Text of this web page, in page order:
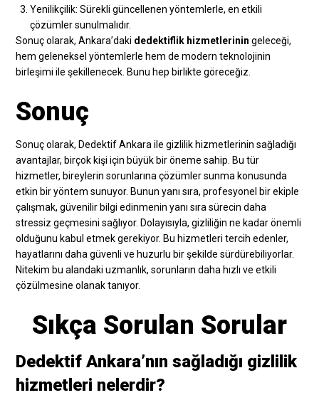
Yenilikçilik: Sürekli güncellenen yöntemlerle, en etkili
çözümler sunulmalıdır.
Sonuç olarak, Ankara’daki dedektiflik hizmetlerinin geleceği,
hem geleneksel yöntemlerle hem de modern teknolojinin
birleşimi ile şekillenecek. Bunu hep birlikte göreceğiz.
Sonuç
Sonuç olarak, Dedektif Ankara ile gizlilik hizmetlerinin sağladığı
avantajlar, birçok kişi için büyük bir öneme sahip. Bu tür
hizmetler, bireylerin sorunlarına çözümler sunma konusunda
etkin bir yöntem sunuyor. Bunun yanı sıra, profesyonel bir ekiple
çalışmak, güvenilir bilgi edinmenin yanı sıra sürecin daha
stressiz geçmesini sağlıyor. Dolayısıyla, gizliliğin ne kadar önemli
olduğunu kabul etmek gerekiyor. Bu hizmetleri tercih edenler,
hayatlarını daha güvenli ve huzurlu bir şekilde sürdürebiliyorlar.
Nitekim bu alandaki uzmanlık, sorunların daha hızlı ve etkili
çözülmesine olanak tanıyor.
Sıkça Sorulan Sorular
Dedektif Ankara’nın sağladığı gizlilik
hizmetleri nelerdir?